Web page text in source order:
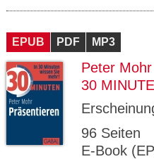
EPUB PDF MP3
Peter Mohr
30
96 Seiten
E-Book